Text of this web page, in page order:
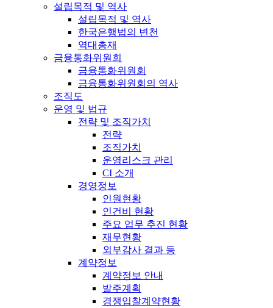
설립목적 및 역사
설립목적 및 역사
한국은행법의 변천
역대총재
금융통화위원회
금융통화위원회
금융통화위원회의 역사
조직도
운영 및 법규
전략 및 조직가치
전략
조직가치
운영리스크 관리
CI 소개
경영정보
인원현황
인건비 현황
주요 업무 추진 현황
재무현황
외부감사 결과 등
계약정보
계약정보 안내
발주계획
경쟁입찰계약현황